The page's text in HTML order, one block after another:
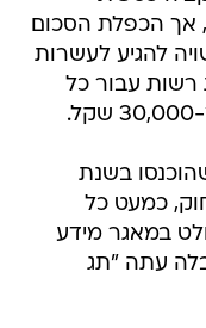
לכל אדם, אך הכפלת הסכום
להגיע לעשרות
רשות עבור כל
בשנת
כמעט כל
במאגר מידע
עתה "תג